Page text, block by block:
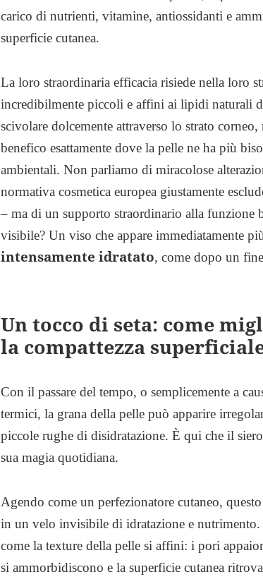
carico di nutrienti, vitamine, antiossidanti e
superficie cutanea.
La loro straordinaria efficacia risiede nella loro
incredibilmente piccoli e affini ai lipidi naturali
scivolare dolcemente attraverso lo strato
benefico esattamente dove la pelle ne ha più
ambientali. Non parliamo di miracolose
normativa cosmetica europea giustamente
– ma di un supporto straordinario alla funzione
visibile? Un viso che appare immediatamente
intensamente idratato, come dopo un
Un tocco di seta: come
la compattezza
Con il passare del tempo, o semplicemente a
termici, la grana della pelle può apparire
piccole rughe di disidratazione. È qui che il
sua magia quotidiana.
Agendo come un perfezionatore cutaneo,
in un velo invisibile di idratazione e
come la texture della pelle si affini: i pori
si ammorbidiscono e la superficie cutanea